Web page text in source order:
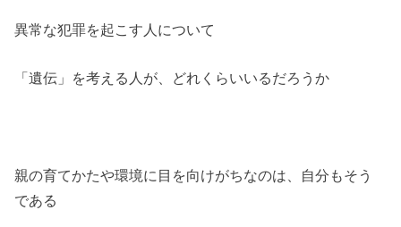
異常な犯罪を起こす人について
「遺伝」を考える人が、どれくらいいるだろうか
親の育てかたや環境に目を向けがちなのは、自分もそう
である